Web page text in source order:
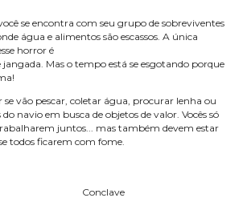
se encontra com seu grupo de sobreviventes
água e alimentos são escassos. A única
horror é
Mas o tempo está se esgotando porque
se vão pescar, coletar água, procurar lenha ou
navio em busca de objetos de valor. Vocês só
juntos... mas também devem estar
todos ficarem com fome.
Conclave